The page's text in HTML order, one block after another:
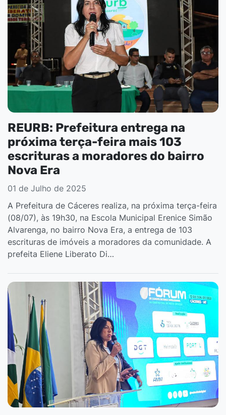
REURB: Prefeitura entrega na
próxima terça-feira mais 103
escrituras a moradores do bairro
Nova Era
01 de Julho de 2025
A Prefeitura de Cáceres realiza, na próxima terça-feira
(08/07), às 19h30, na Escola Municipal Erenice Simão
Alvarenga, no bairro Nova Era, a entrega de 103
escrituras de imóveis a moradores da comunidade. A
prefeita Eliene Liberato Di…